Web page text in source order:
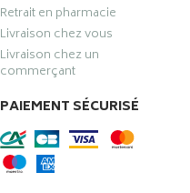
Retrait en pharmacie
Livraison chez vous
Livraison chez un
commerçant
PAIEMENT SÉCURISÉ